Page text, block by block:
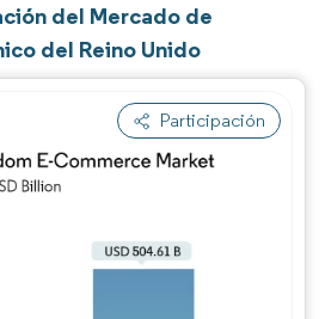
del Mercado de
del Reino Unido
Participación